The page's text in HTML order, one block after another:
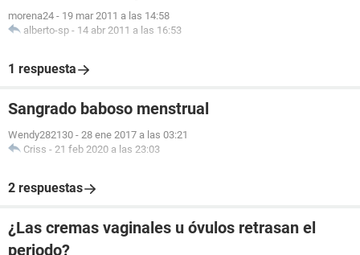
morena24 - 19 mar 2011 a las 14:58
alberto-sp - 14 abr 2011 a las 16:53
1 respuesta
Sangrado baboso menstrual
Wendy282130 - 28 ene 2017 a las 03:21
Criss - 21 feb 2020 a las 23:03
2 respuestas
¿Las cremas vaginales u óvulos retrasan el
periodo?